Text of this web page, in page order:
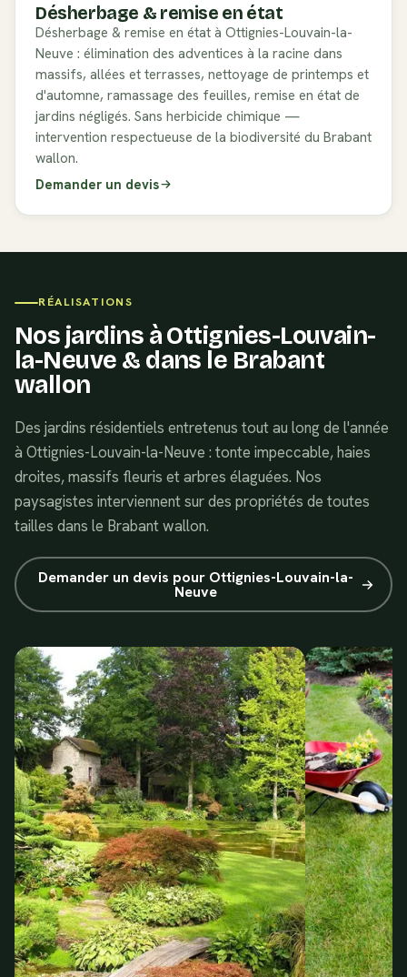
Désherbage & remise en état
Désherbage & remise en état à Ottignies-Louvain-la-
Neuve : élimination des adventices à la racine dans
massifs, allées et terrasses, nettoyage de printemps et
d'automne, ramassage des feuilles, remise en état de
jardins négligés. Sans herbicide chimique —
intervention respectueuse de la biodiversité du Brabant
wallon.
Demander un devis
RÉALISATIONS
Nos jardins àOttignies-Louvain-
la-Neuve & dans le Brabant
wallon
Des jardins résidentiels entretenus tout au long de l'année
à Ottignies-Louvain-la-Neuve : tonte impeccable, haies
droites, massifs fleuris et arbres élaguées. Nos
paysagistes interviennent sur des propriétés de toutes
tailles dans le Brabant wallon.
Demander un devis pour Ottignies-Louvain-la-
Neuve